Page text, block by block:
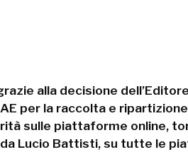
alla decisione
per la raccolta e
sulle piattaforme online,
Lucio Battisti, su tutte le